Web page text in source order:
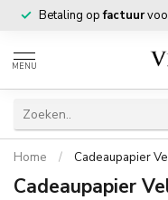
Betaling opfactuur
MENU
Home / Cadeaupapier
Cadeaupapier